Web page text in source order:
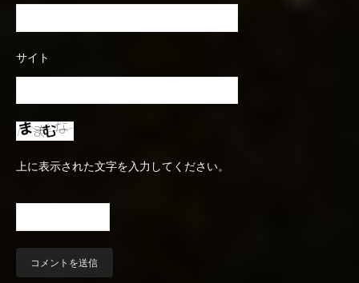
サイト
上に表示された文字を入力してください。